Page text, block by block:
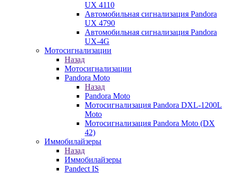
UX 4110
Автомобильная сигнализация Pandora
UX 4790
Автомобильная сигнализация Pandora
UX-4G
Мотосигнализации
Назад
Мотосигнализации
Pandora Moto
Назад
Pandora Moto
Мотосигнализация Pandora DXL-1200L
Moto
Мотосигнализация Pandora Moto (DX
42)
Иммобилайзеры
Назад
Иммобилайзеры
Pandect IS